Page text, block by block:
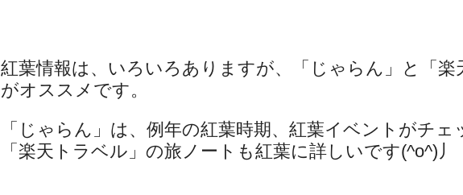
紅葉情報は、いろいろありますが、「じゃらん」と「楽
がオススメです。
「じゃらん」は、例年の紅葉時期、紅葉イベントがチェ
「楽天トラベル」の旅ノートも紅葉に詳しいです(^o^)丿